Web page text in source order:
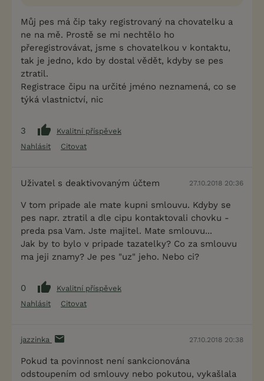
Můj pes má čip taky registrovaný na chovatelku a
ne na mě. Prostě se mi nechtělo ho
přeregistrovávat, jsme s chovatelkou v kontaktu,
tak je jedno, kdo by dostal vědět, kdyby se pes
ztratil.
Registrace čipu na určité jméno neznamená, co se
týká vlastnictví, nic
3
Kvalitní příspěvek
Nahlásit
Citovat
Uživatel s deaktivovaným účtem 27.10.2018 20:36
V tom pripade ale mate kupni smlouvu. Kdyby se
pes napr. ztratil a dle cipu kontaktovali chovku -
preda psa Vam. Jste majitel. Mate smlouvu...
Jak by to bylo v pripade tazatelky? Co za smlouvu
ma jeji znamy? Je pes "uz" jeho. Nebo ci?
0
Kvalitní příspěvek
Nahlásit
Citovat
jazzinka 27.10.2018 20:38
Pokud ta povinnost není sankcionována
odstoupením od smlouvy nebo pokutou, vykašlala